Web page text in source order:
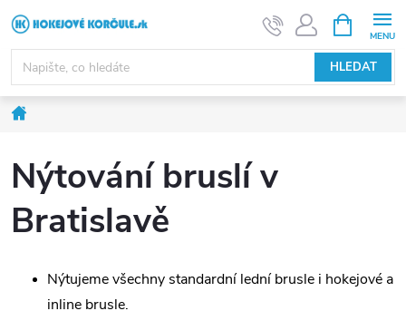
Přejít
na
obsah
HLEDAT
NÁKUPNÍ
KOŠÍK
Nýtování bruslí v
Bratislavě
Nýtujeme všechny standardní lední brusle i hokejové a
inline brusle.